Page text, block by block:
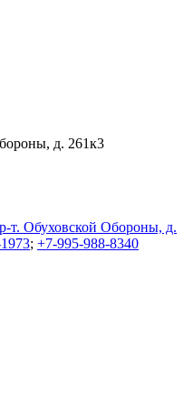
д. 261к3
т. Обуховской Обороны, д.
; +7-995-988-8340